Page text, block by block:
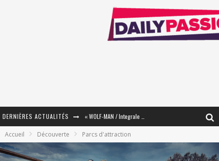
DERNIÈRES ACTUALITÉS
Accueil Découverte Parcs d'attraction